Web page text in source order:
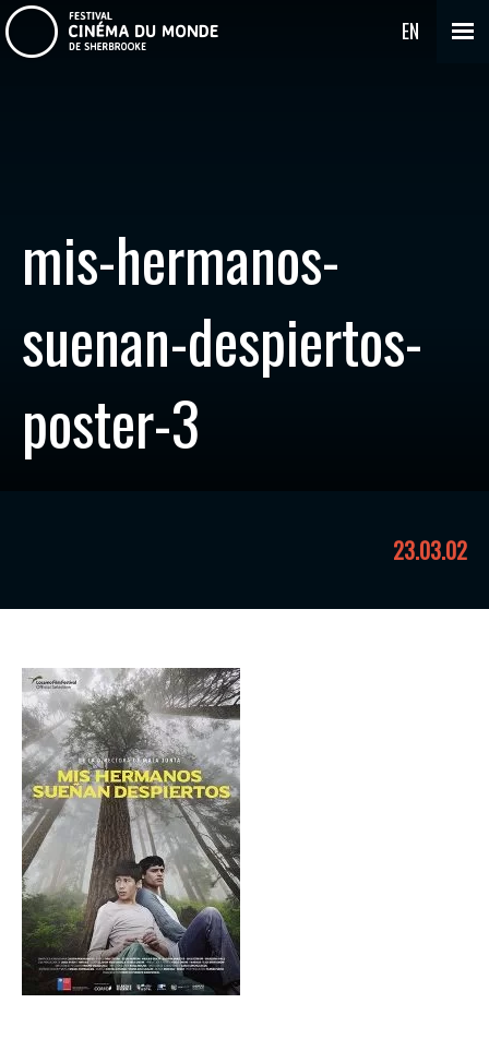
EN
mis-hermanos-
suenan-despiertos-
poster-3
23.03.02